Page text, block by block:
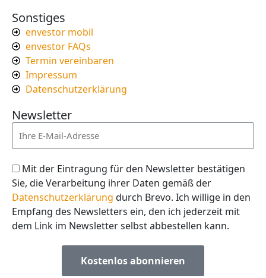
Sonstiges
envestor mobil
envestor FAQs
Termin vereinbaren
Impressum
Datenschutzerklärung
Newsletter
Mit der Eintragung für den Newsletter bestätigen
Sie, die Verarbeitung ihrer Daten gemäß der
Datenschutzerklärung durch Brevo. Ich willige in den
Empfang des Newsletters ein, den ich jederzeit mit
dem Link im Newsletter selbst abbestellen kann.
Kostenlos abonnieren